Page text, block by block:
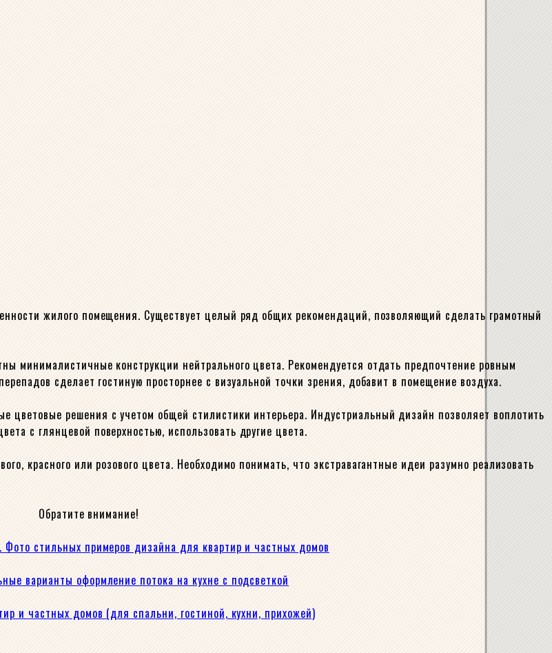
жилого помещения. Существует целый ряд общих рекомендаций, позволяющий сделать грамотный
минималистичные конструкции нейтрального цвета. Рекомендуется отдать предпочтение ровным
сделает гостиную просторнее с визуальной точки зрения, добавит в помещение воздуха.
решения с учетом общей стилистики интерьера. Индустриальный дизайн позволяет воплотить
с глянцевой поверхностью, использовать другие цвета.
красного или розового цвета. Необходимо понимать, что экстравагантные идеи разумно реализовать
Обратите внимание!
стильных примеров дизайна для квартир и частных домов
варианты оформление потока на кухне с подсветкой
и частных домов (для спальни, гостиной, кухни, прихожей)